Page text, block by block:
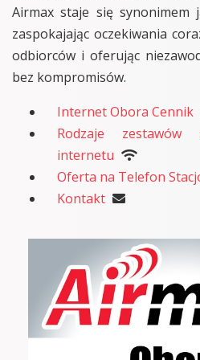
Airmax staje się synonimem
zaspokajając oczekiwania
odbiorców i oferując
bez kompromisów.
Internet Obora Cennik
Rodzaje zestawów
internetu
Oferta na Telefon
Kontakt